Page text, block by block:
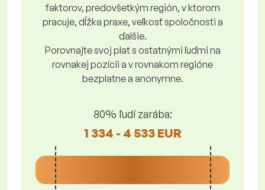
faktorov, predovšetkým región, v ktorom
pracuje, dĺžka praxe, veľkosť spoločnosti a
ďalšie.
Porovnajte svoj plat s ostatnými ľuďmi na
rovnakej pozícii a v rovnakom regióne
bezplatne a anonymne.
80% ľudí zarába:
1 334 - 4 533 EUR